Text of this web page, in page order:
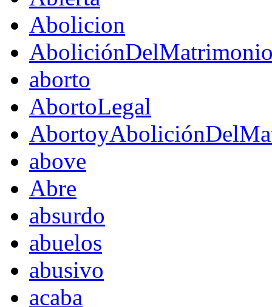
Abolicion
aborto
AbortoLegal
above
Abre
absurdo
abuelos
abusivo
acaba